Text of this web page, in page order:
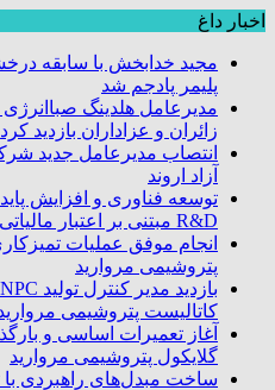
اخبار داغ
مجید خدابخش با سابقه
پلیمر پادجم شد
مدیرعامل هلدینگ
زائران و عزاداران بازدید کرد
انتصاب مدیرعامل جدید
آزاد اروند
توسعه فناوری و افزایش
R&D مبتنی بر اعتبار مالیاتی
پتروشیمی مروارید
کاتالیست پتروشیمی
گلایکول پتروشیمی مروارید
ساخت مبدل‌های راهبردی با